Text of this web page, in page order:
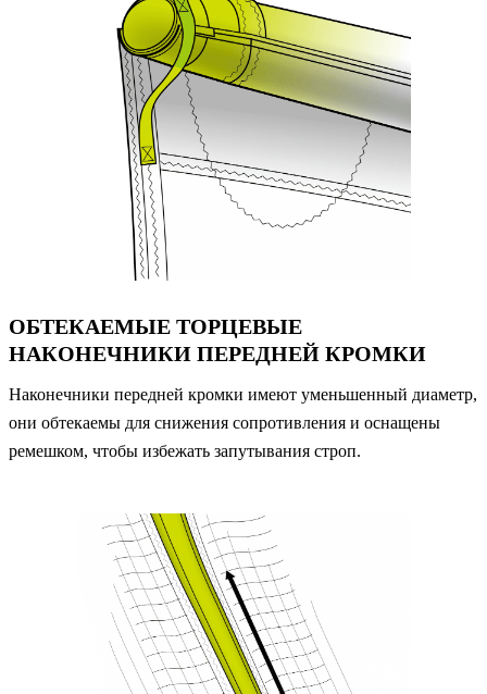
ОБТЕКАЕМЫЕ ТОРЦЕВЫЕ
НАКОНЕЧНИКИ ПЕРЕДНЕЙ КРОМКИ
Наконечники передней кромки имеют уменьшенный диаметр,
они обтекаемы для снижения сопротивления и оснащены
ремешком, чтобы избежать запутывания строп.